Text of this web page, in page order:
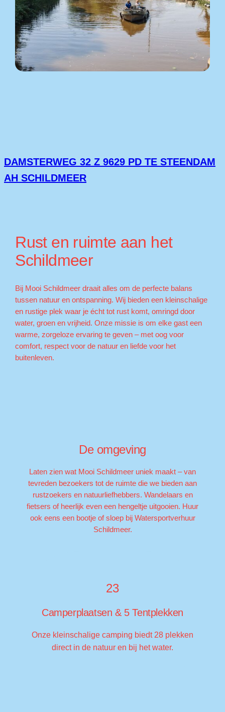
DAMSTERWEG 32 Z 9629 PD TE STEENDAM
AH SCHILDMEER
Rust en ruimte aan het
Schildmeer
Bij Mooi Schildmeer draait alles om de perfecte balans
tussen natuur en ontspanning. Wij bieden een kleinschalige
en rustige plek waar je écht tot rust komt, omringd door
water, groen en vrijheid. Onze missie is om elke gast een
warme, zorgeloze ervaring te geven – met oog voor
comfort, respect voor de natuur en liefde voor het
buitenleven.
De omgeving
Laten zien wat Mooi Schildmeer uniek maakt – van
tevreden bezoekers tot de ruimte die we bieden aan
rustzoekers en natuurliefhebbers. Wandelaars en
fietsers of heerlijk even een hengeltje uitgooien. Huur
ook eens een bootje of sloep bij Watersportverhuur
Schildmeer.
23
Camperplaatsen & 5 Tentplekken
Onze kleinschalige camping biedt 28 plekken
direct in de natuur en bij het water.